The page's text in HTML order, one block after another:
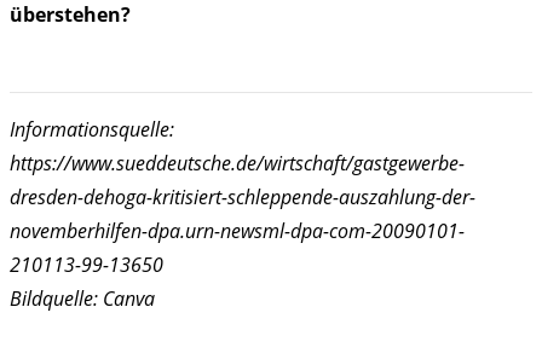
überstehen?
Informationsquelle:
https://www.sueddeutsche.de/wirtschaft/gastgewerbe-
dresden-dehoga-kritisiert-schleppende-auszahlung-der-
novemberhilfen-dpa.urn-newsml-dpa-com-20090101-
210113-99-13650
Bildquelle: Canva